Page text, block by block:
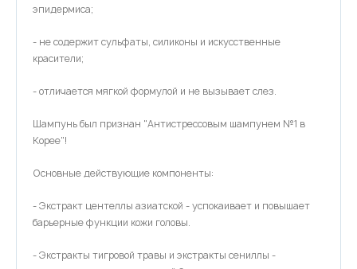
эпидермиса;
- не содержит сульфаты, силиконы и искусственные
красители;
- отличается мягкой формулой и не вызывает слез.
Шампунь был признан "Антистрессовым шампунем №1 в
Корее"!
Основные действующие компоненты:
- Экстракт центеллы азиатской - успокаивает и повышает
барьерные функции кожи головы.
- Экстракты тигровой травы и экстракты сениллы -